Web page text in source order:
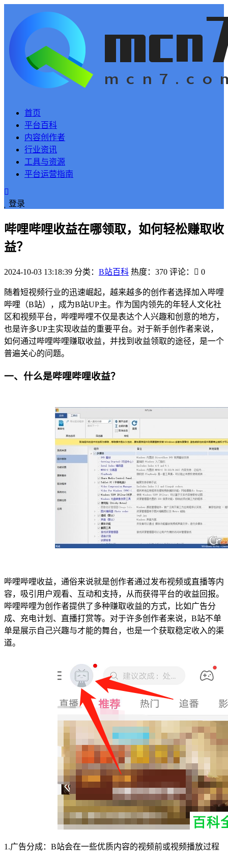
首页
平台百科
内容创作者
行业资讯
工具与资源
平台运营指南
登录
哔哩哔哩收益在哪领取，如何轻松赚取收
益？
2024-10-03 13:18:39 分类： B站百科 热度：370 评论： 0
随着短视频行业的迅速崛起，越来越多的创作者选择加入哔哩
哔哩（B站），成为B站UP主。作为国内领先的年轻人文化社
区和视频平台，哔哩哔哩不仅是表达个人兴趣和创意的地方，
也是许多UP主实现收益的重要平台。对于新手创作者来说，
如何通过哔哩哔哩赚取收益，并找到收益领取的途径，是一个
普遍关心的问题。
一、什么是哔哩哔哩收益？
哔哩哔哩收益，通俗来说就是创作者通过发布视频或直播等内
容，吸引用户观看、互动和支持，从而获得平台的收益回报。
哔哩哔哩为创作者提供了多种赚取收益的方式，比如广告分
成、充电计划、直播打赏等。对于许多创作者来说，B站不单
单是展示自己兴趣与才能的舞台，也是一个获取稳定收入的渠
道。
1.广告分成：B站会在一些优质内容的视频前或视频播放过程